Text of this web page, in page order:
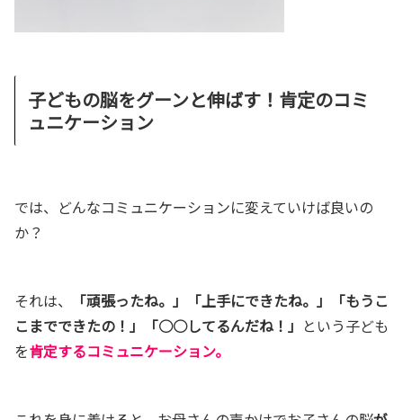
子どもの脳をグーンと伸ばす！肯定のコミ
ュニケーション
では、どんなコミュニケーションに変えていけば良いの
か？
それは、 「頑張ったね。」 「上手にできたね。」
「もうこ
こまでできたの！」
「○○してるんだね！」 という子ども
を肯定するコミュニケーション。